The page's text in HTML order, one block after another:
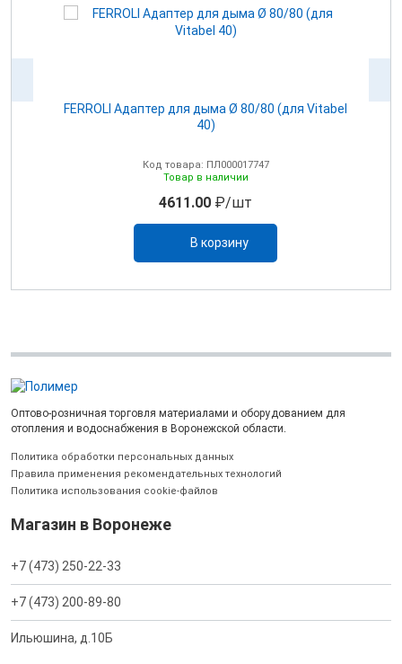
FERROLI Адаптер для дыма Ø 80/80 (для Vitabel
40)
Код товара: ПЛ000017747
Товар в наличии
4611.00 ₽/шт
В корзину
Оптово-розничная торговля материалами и оборудованием для
отопления и водоснабжения в Воронежской области.
Политика обработки персональных данных
Правила применения рекомендательных технологий
Политика использования cookie-файлов
Магазин в Воронеже
+7 (473) 250-22-33
+7 (473) 200-89-80
Ильюшина, д.10Б